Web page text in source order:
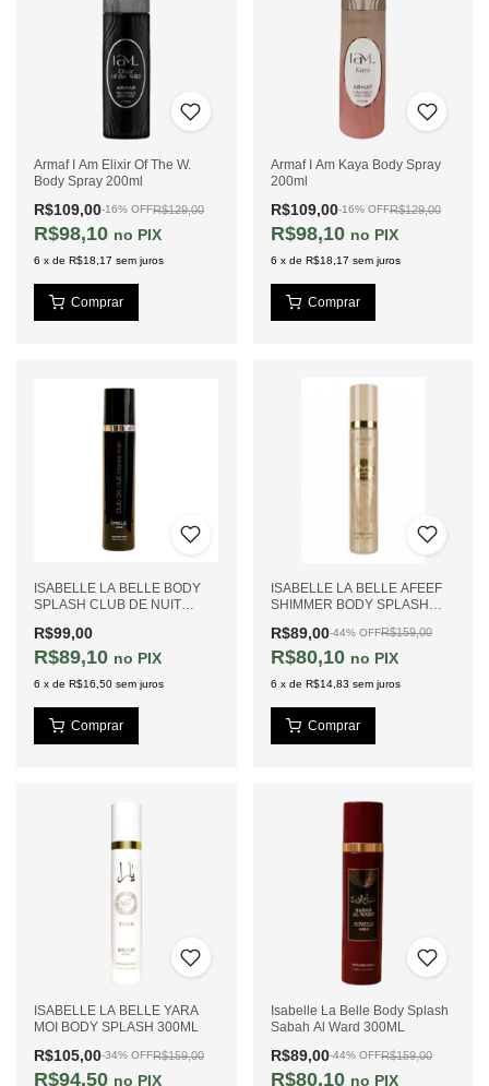
Armaf I Am Elixir Of The W.
Body Spray 200ml
R$109,00-16% OFFR$129,00
R$98,10 PIX
6 x de R$18,17 sem juros
Armaf I Am Kaya Body Spray
200ml
R$109,00-16% OFFR$129,00
R$98,10 PIX
6 x de R$18,17 sem juros
ISABELLE LA BELLE BODY
SPLASH CLUB DE NUIT
R$99,00
R$89,10 PIX
6 x de R$16,50 sem juros
ISABELLE LA BELLE AFEEF
SHIMMER BODY SPLASH
R$89,00-44% OFFR$159,00
R$80,10 PIX
6 x de R$14,83 sem juros
ISABELLE LA BELLE YARA
MOI BODY SPLASH 300ML
R$105,00-34% OFFR$159,00
R$94,50 PIX
Isabelle La Belle Body Splash
Sabah Al Ward 300ML
R$89,00-44% OFFR$159,00
R$80,10 PIX